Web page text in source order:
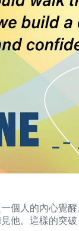
個人的內心
他。這樣的突